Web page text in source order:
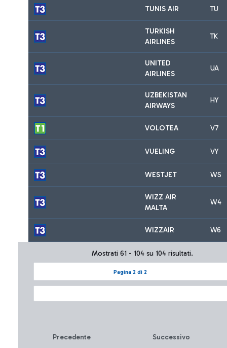
TUNIS AIR TU
TURKISH
AIRLINES
TK
UNITED
AIRLINES
UA
UZBEKISTAN
AIRWAYS
HY
VOLOTEA V7
VUELING VY
WESTJET WS
WIZZ AIR
MALTA
W4
WIZZAIR W6
Pagina 2 di 2
Mostrati 61 - 104 su 104 risultati.
Precedente Successivo